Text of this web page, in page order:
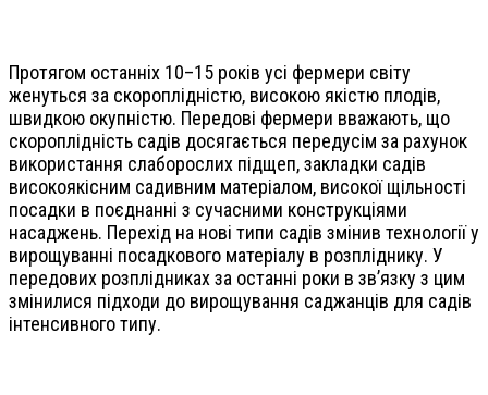
Протягом останніх 10–15 років усі фермери світу
женуться за скороплідністю, високою якістю плодів,
швидкою окупністю. Передові фермери вважають, що
скороплідність садів досягається передусім за рахунок
використання слаборослих підщеп, закладки садів
високоякісним садивним матеріалом, високої щільності
посадки в поєднанні з сучасними конструкціями
насаджень. Перехід на нові типи садів змінив технології у
вирощуванні посадкового матеріалу в розпліднику. У
передових розплідниках за останні роки в зв’язку з цим
змінилися підходи до вирощування саджанців для садів
інтенсивного типу.